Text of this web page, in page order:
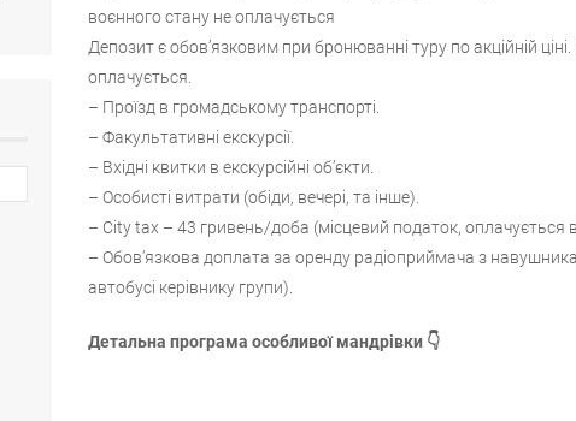
воєнного стану не оплачується
Депозит є обов’язковим при бронюванні туру по акційній
оплачується.
– Проїзд в громадському транспорті.
– Факультативні екскурсії.
– Вхідні квитки в екскурсійні об’єкти.
– Особисті витрати (обіди, вечері, та інше).
– City tax – 43 гривень/доба (місцевий податок, оплачується
– Обов’язкова доплата за оренду радіоприймача з
автобусі керівнику групи).
Детальна програма особливої мандрівки 👇